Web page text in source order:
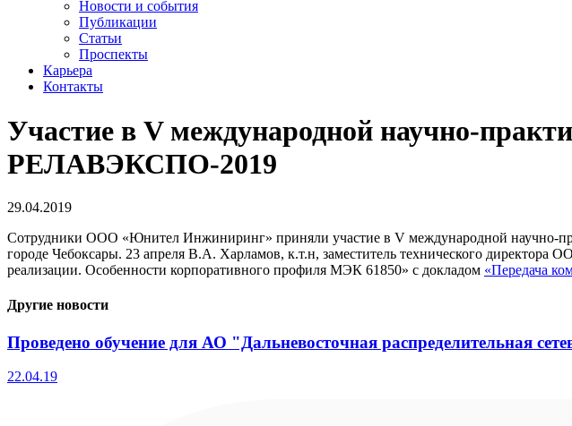
Новости и события
Публикации
Статьи
Проспекты
Карьера
Контакты
Участие в V международной научно-
РЕЛАВЭКСПО-2019
29.04.2019
Сотрудники ООО «Юнител Инжиниринг» приняли участие в V международной научно-
городе Чебоксары. 23 апреля В.А. Харламов, к.т.н, заместитель технического
реализации. Особенности корпоративного профиля МЭК 61850» с докладом «Передача
Другие новости
Проведено обучение для АО "Дальневосточная распределительная
22.04.19